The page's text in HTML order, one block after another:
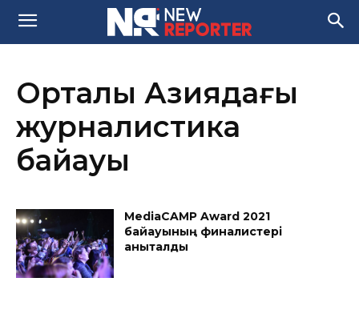
Орталық Азиядағы
журналистика
байқауы
MediaCAMP Award 2021
байқауының финалистері
анықталды